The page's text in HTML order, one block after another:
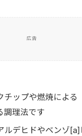
広告
チップや燃焼による
調理法です
ルデヒドやベンゾ[a]